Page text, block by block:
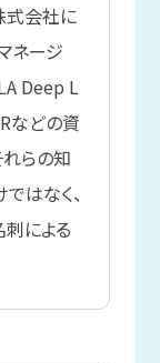
式会社に
ネージ
Deep L
などの資
らの知
はなく、
による